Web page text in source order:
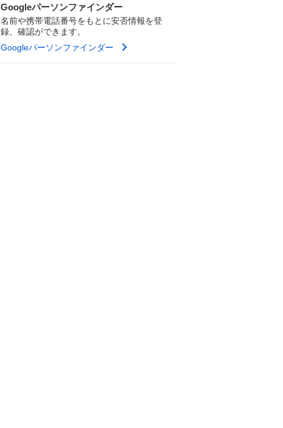
Googleパーソンファインダー
名前や携帯電話番号をもとに安否情報を登
録、確認ができます。
Googleパーソンファインダー